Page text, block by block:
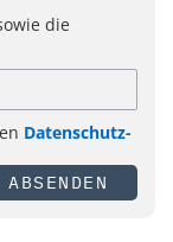
die
Datenschutz-
ABSENDEN